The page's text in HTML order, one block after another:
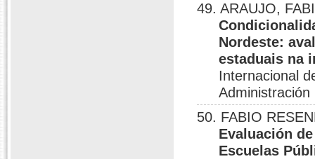
49. ARAUJO,
Nordeste:
estaduais na
Internacional
50. FABIO
Evaluación
Escuelas